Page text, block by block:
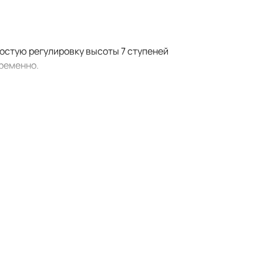
регулировку высоты 7 ступеней
более длительную
имеет индикаторы заполнения
55 л.
Pro ёмкостью 2 Ач, 4 Ач, 5 Ач и 6 Ач.
40V и 80V.